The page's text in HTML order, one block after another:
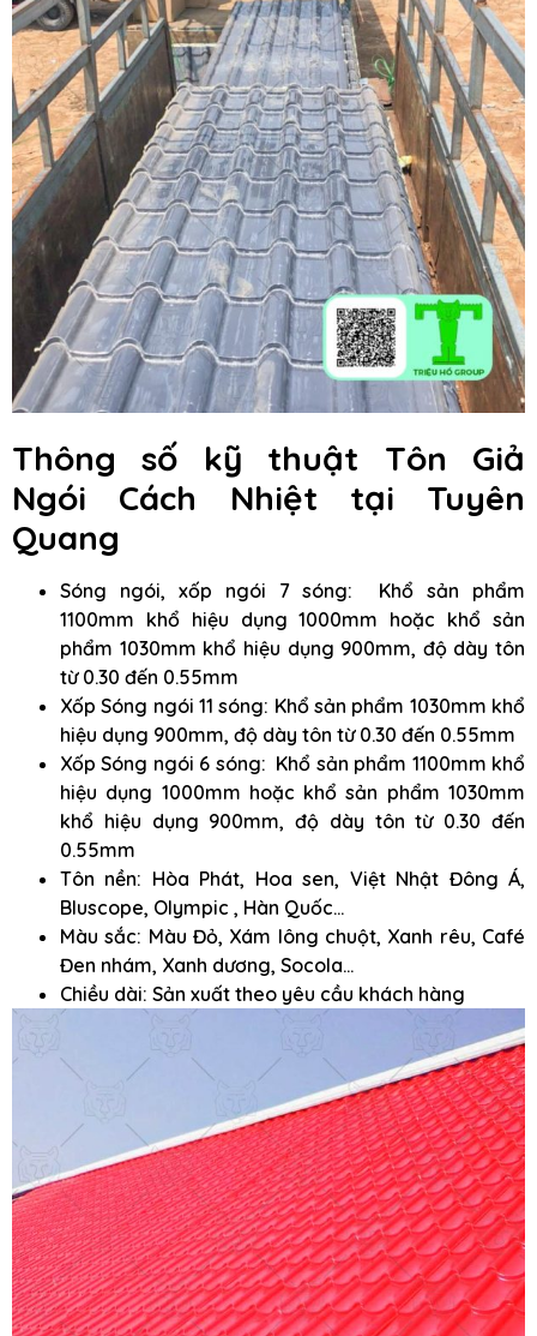
Thông số kỹ thuật Tôn Giả
Ngói Cách Nhiệt tại Tuyên
Quang
Sóng ngói, xốp ngói 7 sóng: Khổ sản phẩm
1100mm khổ hiệu dụng 1000mm hoặc khổ sản
phẩm 1030mm khổ hiệu dụng 900mm, độ dày tôn
từ 0.30 đến 0.55mm
Xốp Sóng ngói 11 sóng: Khổ sản phẩm 1030mm khổ
hiệu dụng 900mm, độ dày tôn từ 0.30 đến 0.55mm
Xốp Sóng ngói 6 sóng: Khổ sản phẩm 1100mm khổ
hiệu dụng 1000mm hoặc khổ sản phẩm 1030mm
khổ hiệu dụng 900mm, độ dày tôn từ 0.30 đến
0.55mm
Tôn nền: Hòa Phát, Hoa sen, Việt Nhật Đông Á,
Bluscope, Olympic , Hàn Quốc…
Màu sắc: Màu Đỏ, Xám lông chuột, Xanh rêu, Café
Đen nhám, Xanh dương, Socola…
Chiều dài: Sản xuất theo yêu cầu khách hàng